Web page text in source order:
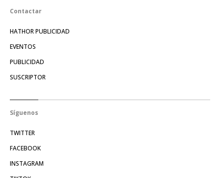
Contactar
HATHOR PUBLICIDAD
EVENTOS
PUBLICIDAD
SUSCRIPTOR
Síguenos
TWITTER
FACEBOOK
INSTAGRAM